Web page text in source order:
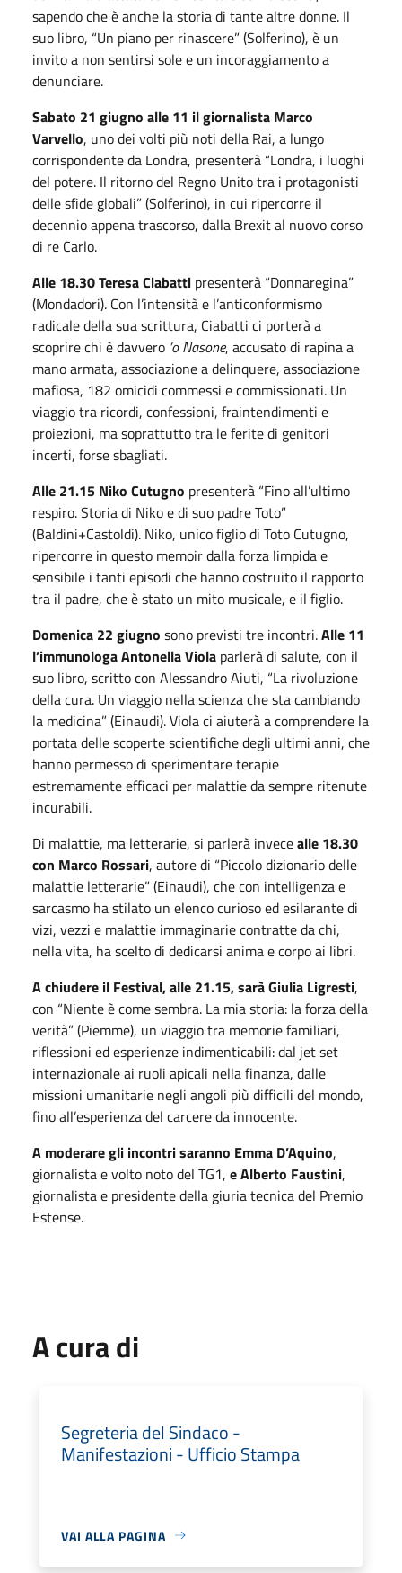
sapendo che è anche la storia di tante altre donne. Il
suo libro, “Un piano per rinascere” (Solferino), è un
invito a non sentirsi sole e un incoraggiamento a
denunciare.
Sabato 21 giugno alle 11 il giornalista Marco
Varvello, uno dei volti più noti della Rai, a lungo
corrispondente da Londra, presenterà “Londra, i luoghi
del potere. Il ritorno del Regno Unito tra i protagonisti
delle sfide globali” (Solferino), in cui ripercorre il
decennio appena trascorso, dalla Brexit al nuovo corso
di re Carlo.
Alle 18.30Teresa Ciabatti presenterà “Donnaregina”
(Mondadori). Con l’intensità e l’anticonformismo
radicale della sua scrittura, Ciabatti ci porterà a
scoprire chi è davvero ’o Nasone, accusato di rapina a
mano armata, associazione a delinquere, associazione
mafiosa, 182 omicidi commessi e commissionati. Un
viaggio tra ricordi, confessioni, fraintendimenti e
proiezioni, ma soprattutto tra le ferite di genitori
incerti, forse sbagliati.
Alle 21.15 Niko Cutugno presenterà “Fino all’ultimo
respiro. Storia di Niko e di suo padre Toto”
(Baldini+Castoldi). Niko, unico figlio di Toto Cutugno,
ripercorre in questo memoir dalla forza limpida e
sensibile i tanti episodi che hanno costruito il rapporto
tra il padre, che è stato un mito musicale, e il figlio.
Domenica 22 giugno sono previsti tre incontri.Alle 11
l’immunologaAntonella Viola parlerà di salute, con il
suo libro, scritto con Alessandro Aiuti, “La rivoluzione
della cura. Un viaggio nella scienza che sta cambiando
la medicina” (Einaudi). Viola ci aiuterà a comprendere la
portata delle scoperte scientifiche degli ultimi anni, che
hanno permesso di sperimentare terapie
estremamente efficaci per malattie da sempre ritenute
incurabili.
Di malattie, ma letterarie, si parlerà invecealle 18.30
con Marco Rossari, autore di “Piccolo dizionario delle
malattie letterarie” (Einaudi), che con intelligenza e
sarcasmo ha stilato un elenco curioso ed esilarante di
vizi, vezzi e malattie immaginarie contratte da chi,
nella vita, ha scelto di dedicarsi anima e corpo ai libri.
A chiudere il Festival, alle 21.15, saràGiulia Ligresti,
con “Niente è come sembra. La mia storia: la forza della
verità” (Piemme), un viaggio tra memorie familiari,
riflessioni ed esperienze indimenticabili: dal jet set
internazionale ai ruoli apicali nella finanza, dalle
missioni umanitarie negli angoli più difficili del mondo,
fino all’esperienza del carcere da innocente.
A moderare gli incontri saranno Emma D’Aquino,
giornalista e volto noto del TG1, e Alberto Faustini,
giornalista e presidente della giuria tecnica del Premio
Estense.
A cura di
Segreteria del Sindaco -
Manifestazioni - Ufficio Stampa
VAI ALLA PAGINA